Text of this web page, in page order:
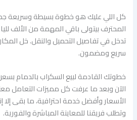
كل اللي عليك هو خطوة بسيطة وسريعة جداً
المحترف بيتولى باقي المهمة من الألف
تدخل في تفاصيل التحميل والنقل. خل
سريع ومضمون.
خطوتك القادمة لبيع السكراب بالدمام
الآن وبعد ما عرفت كل مميزات التعامل
الأسعار وأفضل خدمة احترافية، ما بقى إلا
وتطلب فريقنا للمعاينة المباشرة والفورية.